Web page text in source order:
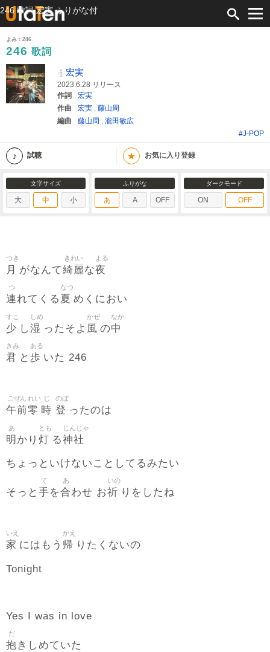
246 歌詞 宏実 ふりがな付
よみ：246
246 歌詞
宏実
2023.6.28 リリース
作詞
宏実
作曲
宏実 , 藤山周
編曲
藤山周 , 瀧田敏広
#J-POP
試聴 ★ お気に入り登録
文字サイズ
大 中 小
ふりがな
あ A OFF
ダークモード
ON OFF
月
つき
がなんて綺麗
きれい
な夜
よる
連
つ
れてくる 夏
なつ
めくにおい
少
すこ
し湿
しめ
ったそよ 風
かぜ
の中
なか
君
きみ
と 歩
ある
いた 246
午前
ごぜん
零
れい
時
じ
登
のぼ
ったのは
明
あ
かり 灯
とも
る神社
じんじゃ
ちょっといけないことしてるみたい
そっと 手
て
を合
あ
わせ お祈
いの
りをしたね
家
いえ
にはもう 帰
かえ
りたくないの
Tonight
Yes I was in love
抱
だ
きしめていた